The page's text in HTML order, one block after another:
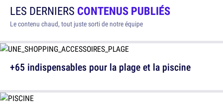
LES DERNIERS CONTENUS PUBLIÉS
Le contenu chaud, tout juste sorti de notre équipe
+65 indispensables pour la plage et la piscine